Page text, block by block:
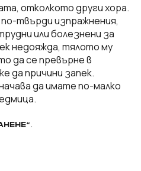
отколкото други хора.
твърди изпражнения,
или болезнени за
недояжда, тялото му
да се превърне в
да причини запек.
да имате по-малко
.